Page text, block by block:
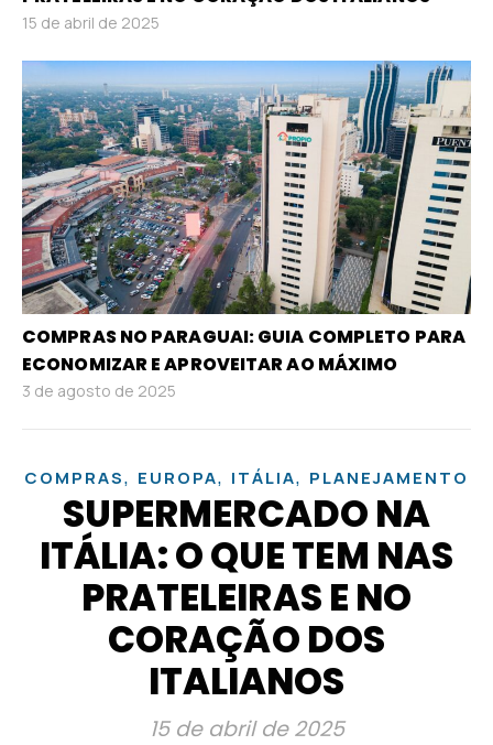
15 de abril de 2025
COMPRAS NO PARAGUAI: GUIA COMPLETO PARA
ECONOMIZAR E APROVEITAR AO MÁXIMO
3 de agosto de 2025
COMPRAS, EUROPA, ITÁLIA, PLANEJAMENTO
SUPERMERCADO NA
ITÁLIA: O QUE TEM NAS
PRATELEIRAS E NO
CORAÇÃO DOS
ITALIANOS
15 de abril de 2025